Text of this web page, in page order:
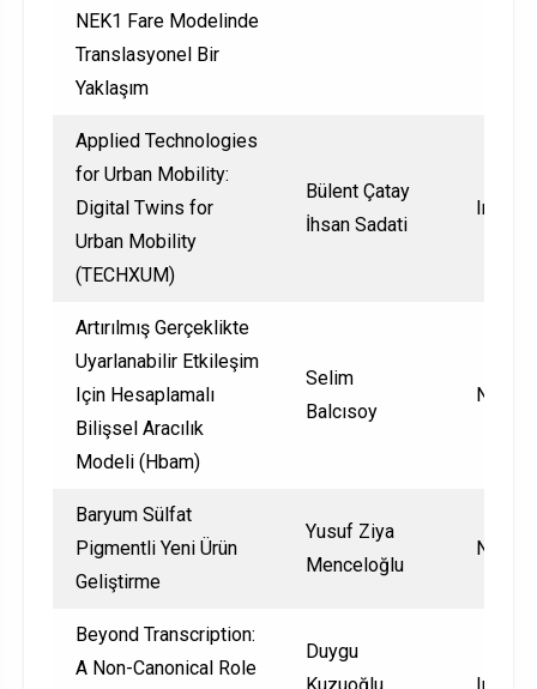
NEK1 Fare Modelinde
Translasyonel Bir
Yaklaşım
Applied Technologies
for Urban Mobility:
Digital Twins for
Urban Mobility
(TECHXUM)
Bülent Çatay
İhsan Sadati
Artırılmış Gerçeklikte
Uyarlanabilir Etkileşim
Için Hesaplamalı
Bilişsel Aracılık
Modeli (Hbam)
Selim
Balcısoy
Baryum Sülfat
Pigmentli Yeni Ürün
Geliştirme
Yusuf Ziya
Menceloğlu
Beyond Transcription:
A Non-Canonical Role
Duygu